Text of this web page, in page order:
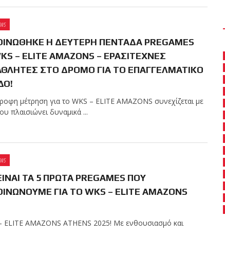
Gracie Red Belt
Fight Club Galatsi..!
Η ΔΕΥΤΕΡΗ ΠΕΝΤΑΔΑ PREGAMES
– ELITE AMAZONS – ΕΡΑΣΙΤΕΧΝΕΣ
ΣΤΟ ΔΡΟΜΟ ΓΙΑ ΤΟ ΕΠΑΓΓΕΛΜΑΤΙΚΟ
μέτρηση για το WKS – ELITE AMAZONS συνεχίζεται με
πλαισιώνει δυναμικά ...
ΤΑ 5 ΠΡΩΤΑ PREGAMES ΠΟΥ
ΓΙΑ ΤΟ WKS – ELITE AMAZONS
ELITE AMAZONS ATHENS 2025! Με ενθουσιασμό και